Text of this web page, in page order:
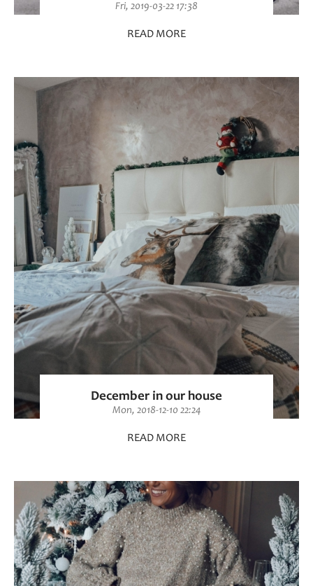
Fri, 2019-03-22 17:38
READ MORE
December in our house
Mon, 2018-12-10 22:24
READ MORE